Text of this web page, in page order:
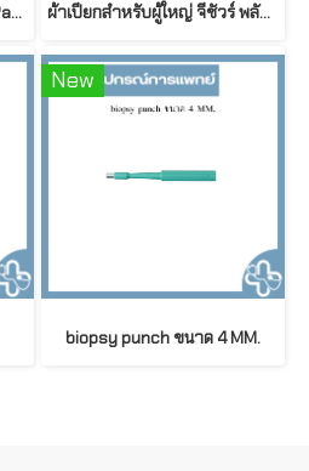
สายหน้ากาก CPAP SEFAM Patient Circuit 1.83 M / Diameter 19 mm ผ้าเปียกสำหรับผู้ใหญ่ จีชัวร์ พลัส สูตรอ่อนโยนพิเศษ ขนาดใหญ่พิเศษ G sure Plus Adult Wet Wipes (50 ชิ้น/ห่อ)
New
biopsy punch ขนาด 4 MM.